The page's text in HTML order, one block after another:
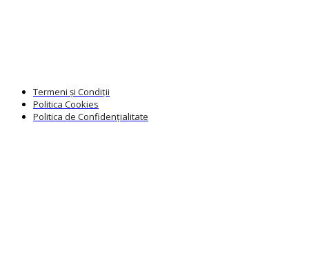
Termeni și Condiții
Politica Cookies
Politica de Confidențialitate